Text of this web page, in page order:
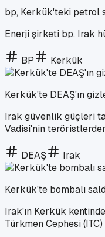
bp, Kerkük'teki petrol
Enerji şirketi bp, Irak
BP Kerkük
Kerkük'te DEAŞ'ın
Irak güvenlik güçleri
Vadisi'nin
DEAŞ Irak
Kerkük'te bombalı
Irak'ın Kerkük
Türkmen Cephesi (ITC)